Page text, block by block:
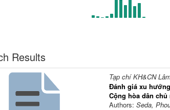
Results
Tạp chí KH&CN
Đánh giá xu
Cộng hòa dân chủ
Authors: Seda,